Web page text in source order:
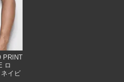
PRINT
ロ
イビ